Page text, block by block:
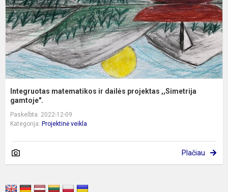
Integruotas matematikos ir dailės projektas ,,Simetrija
gamtoje".
Paskelbta: 2022-12-09
Kategorija: Projektinė veikla
Plačiau